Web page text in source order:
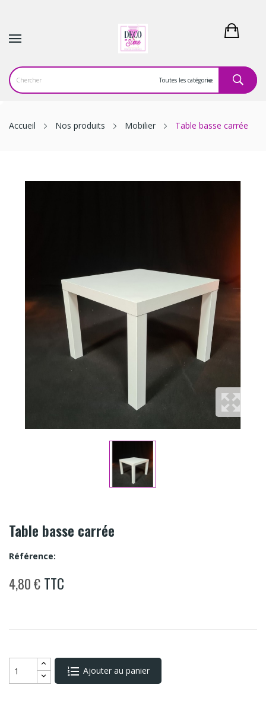
Accueil Nos produits Mobilier Table basse carrée
Table basse carrée
Référence:
4,80 € TTC
Ajouter au panier